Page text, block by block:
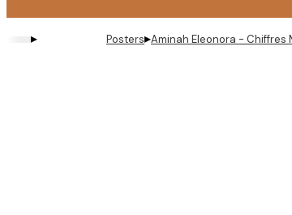
▸ Posters▸Aminah Eleonora - Chiffres